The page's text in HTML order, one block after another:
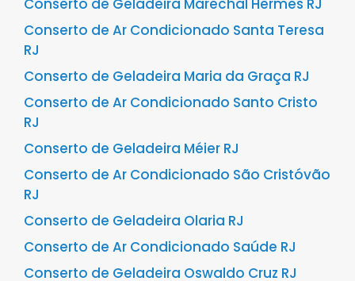
Conserto de Ar Condicionado Santa Teresa
RJ
Conserto de Geladeira Maria da Graça RJ
Conserto de Ar Condicionado Santo Cristo
RJ
Conserto de Geladeira Méier RJ
Conserto de Ar Condicionado São Cristóvão
RJ
Conserto de Geladeira Olaria RJ
Conserto de Ar Condicionado Saúde RJ
Conserto de Geladeira Oswaldo Cruz RJ